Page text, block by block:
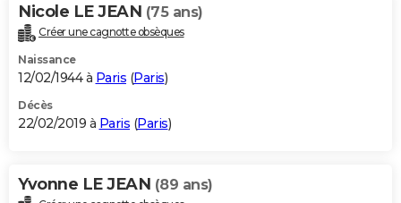
Nicole LE JEAN (75 ans)
Créer une cagnotte obsèques
Naissance
12/02/1944 à Paris (Paris)
Décès
22/02/2019 à Paris (Paris)
Yvonne LE JEAN (89 ans)